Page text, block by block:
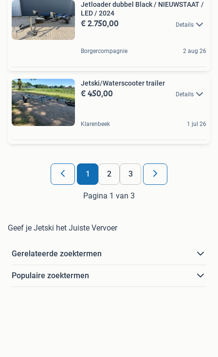
Jetloader dubbel Black / NIEUWSTAAT /
LED / 2024
€ 2.750,00 Details
Borgercompagnie 2 aug 26
Jetski/Waterscooter trailer
€ 450,00 Details
Klarenbeek 1 jul 26
1 2 3
Pagina 1 van 3
Geef je Jetski het Juiste Vervoer
Gerelateerde zoektermen
Populaire zoektermen